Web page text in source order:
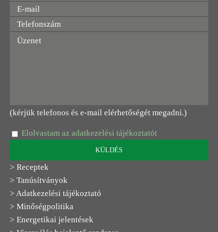
(kérjük telefonos és e-mail elérhetőségét megadni.)
Elolvastam az adatkezelési tájékoztatót
> Receptek
> Tanúsítványok
> Adatkezelési tájékoztató
> Minőségpolitika
> Energetikai jelentések